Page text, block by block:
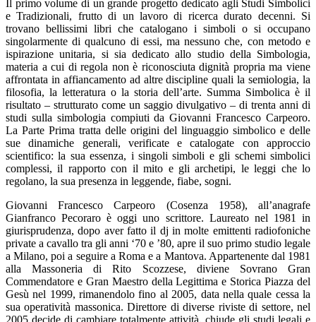
Il primo volume di un grande progetto dedicato agli Studi Simbolici
e Tradizionali, frutto di un lavoro di ricerca durato decenni. Si
trovano bellissimi libri che catalogano i simboli o si occupano
singolarmente di qualcuno di essi, ma nessuno che, con metodo e
ispirazione unitaria, si sia dedicato allo studio della Simbologia,
materia a cui di regola non è riconosciuta dignità propria ma viene
affrontata in affiancamento ad altre discipline quali la semiologia, la
filosofia, la letteratura o la storia dell’arte. Summa Simbolica è il
risultato – strutturato come un saggio divulgativo – di trenta anni di
studi sulla simbologia compiuti da Giovanni Francesco Carpeoro.
La Parte Prima tratta delle origini del linguaggio simbolico e delle
sue dinamiche generali, verificate e catalogate con approccio
scientifico: la sua essenza, i singoli simboli e gli schemi simbolici
complessi, il rapporto con il mito e gli archetipi, le leggi che lo
regolano, la sua presenza in leggende, fiabe, sogni.
Giovanni Francesco Carpeoro (Cosenza 1958), all’anagrafe
Gianfranco Pecoraro è oggi uno scrittore. Laureato nel 1981 in
giurisprudenza, dopo aver fatto il dj in molte emittenti radiofoniche
private a cavallo tra gli anni ‘70 e ’80, apre il suo primo studio legale
a Milano, poi a seguire a Roma e a Mantova. Appartenente dal 1981
alla Massoneria di Rito Scozzese, diviene Sovrano Gran
Commendatore e Gran Maestro della Legittima e Storica Piazza del
Gesù nel 1999, rimanendolo fino al 2005, data nella quale cessa la
sua operatività massonica. Direttore di diverse riviste di settore, nel